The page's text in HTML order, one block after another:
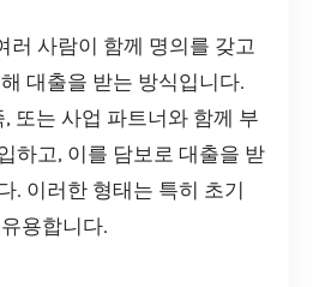
러 사람이 함께 명의를 갖고
대출을 받는 방식입니다.
또는 사업 파트너와 함께 부
하고, 이를 담보로 대출을 받
. 이러한 형태는 특히 초기
용합니다.